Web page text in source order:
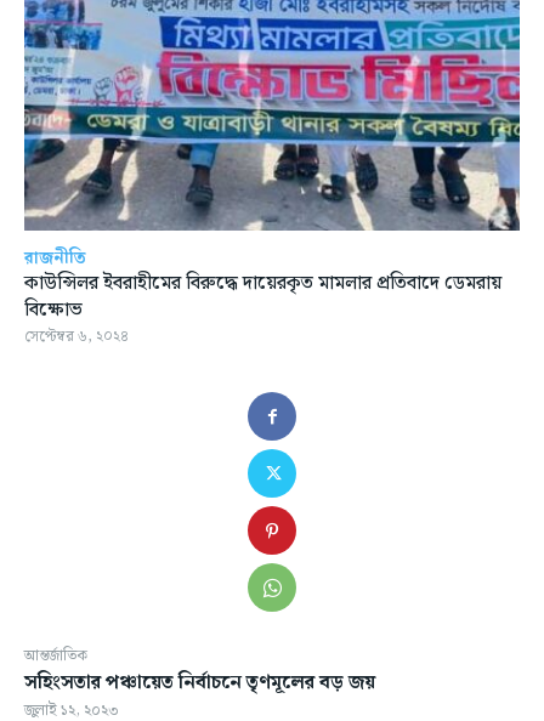
আন্তর্জাতিক
সহিংসতার পঞ্চায়েত নির্বাচনে তৃণমূলের বড় জয়
জুলাই ১২, ২০২৩
রাজনীতি
কাউন্সিলর ইবরাহীমের বিরুদ্ধে দায়েরকৃত মামলার প্রতিবাদে ডেমরায়
বিক্ষোভ
সেপ্টেম্বর ৬, ২০২৪